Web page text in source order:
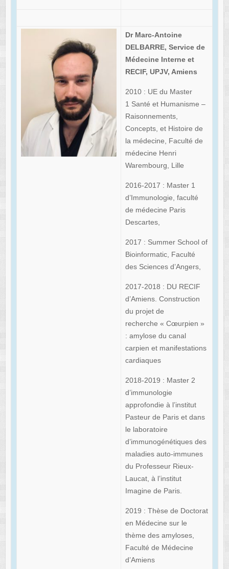
Dr Marc-Antoine
DELBARRE, Service de
Médecine Interne et
RECIF, UPJV, Amiens
2010 : UE du Master
1 Santé et Humanisme –
Raisonnements,
Concepts, et Histoire de
la médecine, Faculté de
médecine Henri
Warembourg, Lille
2016-2017 : Master 1
d’Immunologie, faculté
de médecine Paris
Descartes,
2017 : Summer School of
Bioinformatic, Faculté
des Sciences d’Angers,
2017-2018 : DU RECIF
d’Amiens. Construction
du projet de
recherche « Cœurpien »
: amylose du canal
carpien et manifestations
cardiaques
2018-2019 : Master 2
d’immunologie
approfondie à l’institut
Pasteur de Paris et dans
le laboratoire
d’immunogénétiques des
maladies auto-immunes
du Professeur Rieux-
Laucat, à l’institut
Imagine de Paris.
2019 : Thèse de Doctorat
en Médecine sur le
thème des amyloses,
Faculté de Médecine
d’Amiens